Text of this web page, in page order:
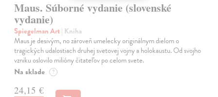
Maus. Súborné vydanie (slovenské
vydanie)
Spiegelman Art| Kniha
Maus je desivým, no zároveň umelecky originálnym dielom o
tragických udalostiach druhej svetovej vojny a holokaustu. Od svojho
vzniku oslovilo milióny čitateľov po celom svete.
Na sklade ?
24,15 €